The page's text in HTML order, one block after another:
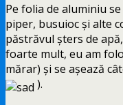
Pe folia de aluminiu
piper, busuioc şi alte
păstrăvul şters de
foarte mult, eu am
mărar) şi se aşează
).